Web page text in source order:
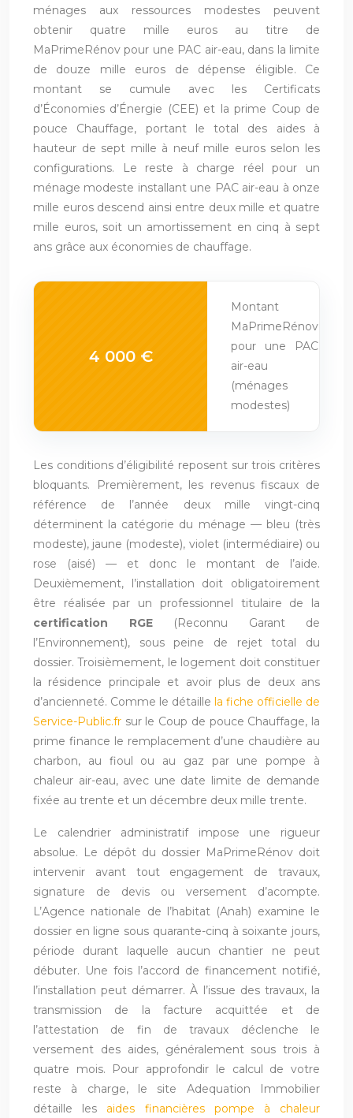
ménages aux ressources modestes peuvent
obtenir quatre mille euros au titre de
MaPrimeRénov pour une PAC air-eau, dans la limite
de douze mille euros de dépense éligible. Ce
montant se cumule avec les Certificats
d’Économies d’Énergie (CEE) et la prime Coup de
pouce Chauffage, portant le total des aides à
hauteur de sept mille à neuf mille euros selon les
configurations. Le reste à charge réel pour un
ménage modeste installant une PAC air-eau à onze
mille euros descend ainsi entre deux mille et quatre
mille euros, soit un amortissement en cinq à sept
ans grâce aux économies de chauffage.
4 000 €
Montant
MaPrimeRénov
pour une PAC
air-eau
(ménages
modestes)
Les conditions d’éligibilité reposent sur trois critères
bloquants. Premièrement, les revenus fiscaux de
référence de l’année deux mille vingt-cinq
déterminent la catégorie du ménage — bleu (très
modeste), jaune (modeste), violet (intermédiaire) ou
rose (aisé) — et donc le montant de l’aide.
Deuxièmement, l’installation doit obligatoirement
être réalisée par un professionnel titulaire de la
certification RGE(Reconnu Garant de
l’Environnement), sous peine de rejet total du
dossier. Troisièmement, le logement doit constituer
la résidence principale et avoir plus de deux ans
d’ancienneté. Comme le détaille la fiche officielle de
Service-Public.fr sur le Coup de pouce Chauffage, la
prime finance le remplacement d’une chaudière au
charbon, au fioul ou au gaz par une pompe à
chaleur air-eau, avec une date limite de demande
fixée au trente et un décembre deux mille trente.
Le calendrier administratif impose une rigueur
absolue. Le dépôt du dossier MaPrimeRénov doit
intervenir avant tout engagement de travaux,
signature de devis ou versement d’acompte.
L’Agence nationale de l’habitat (Anah) examine le
dossier en ligne sous quarante-cinq à soixante jours,
période durant laquelle aucun chantier ne peut
débuter. Une fois l’accord de financement notifié,
l’installation peut démarrer. À l’issue des travaux, la
transmission de la facture acquittée et de
l’attestation de fin de travaux déclenche le
versement des aides, généralement sous trois à
quatre mois. Pour approfondir le calcul de votre
reste à charge, le site Adequation Immobilier
détaille les aides financières pompe à chaleur